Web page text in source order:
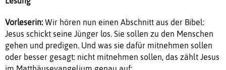
Vorleserin: Wir hören nun einen Abschnitt aus der Bibel:
Jesus schickt seine Jünger los. Sie sollen zu den Menschen
gehen und predigen. Und was sie dafür mitnehmen sollen
oder besser gesagt: nicht mitnehmen sollen, das zählt Jesus